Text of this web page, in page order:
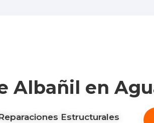
Albañil en
Estructurales